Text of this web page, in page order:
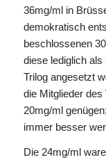
36mg/ml in
demokratisch
beschlossenen
diese lediglich
Trilog angesetzt
die Mitglieder
20mg/ml
immer besser
Die 24mg/ml